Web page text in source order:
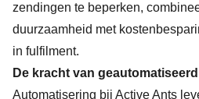
zendingen te beperken,
duurzaamheid met
in fulfilment.
De kracht van
Automatisering bij Active Ants